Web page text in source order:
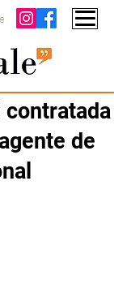
contratada
de